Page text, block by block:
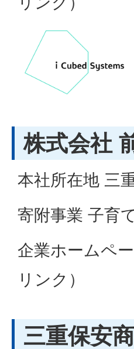
株式会社
本社所在地 三
寄附事業 子育
企業ホームペ
リンク）
三重保安